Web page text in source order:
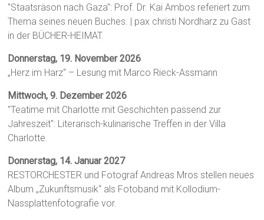
"Staatsräson nach Gaza": Prof. Dr. Kai Ambos referiert zum
Thema seines neuen Buches. | pax christi Nordharz zu Gast
in der BÜCHER-HEIMAT.
Donnerstag, 19. November 2026
„Herz im Harz“ – Lesung mit Marco Rieck-Assmann
Mittwoch, 9. Dezember 2026
"Teatime mit Charlotte mit Geschichten passend zur
Jahreszeit": Literarisch-kulinarische Treffen in der Villa
Charlotte.
Donnerstag, 14. Januar 2027
RESTORCHESTER und Fotograf Andreas Mros stellen neues
Album „Zukunftsmusik“ als Fotoband mit Kollodium-
Nassplattenfotografie vor.